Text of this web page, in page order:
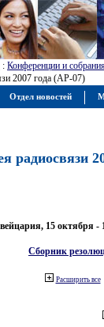
: Конференции и
2007 года (АР-07)
радиосвязи
15 октября -
Сборник
Расширить все
Отдел новостей